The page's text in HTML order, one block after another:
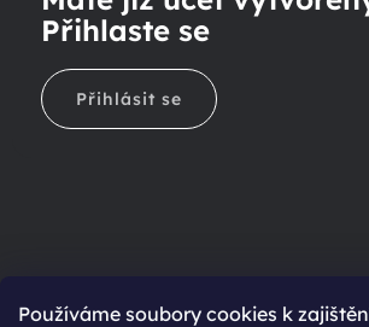
Používáme soubory cookies k
Přihlaste se
Přihlásit se
Ještě nemáte účet?